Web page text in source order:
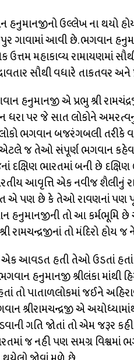
હનુમાનજીનો ઉલ્લેખ ના થયો
આવી છે. ભગવાન
મહાકાવ્ય રામાયણમાં
સૌથી વધારે તાકતવર અને
હનુમાનજી એ પ્રભુ શ્રી
પર જે સાત લોકોને
ભગવાન બજરંગબલી
જ તેઓ સંપૂર્ણ ભગવાન
ભારતમાં બની છે
આવૃત્તિ એક નવીજ શૈલીનું
એ પણ છે કે તેઓ રાવણનાં પણ
હનુમાનજીની તો આ કર્મભૂમિ
રામચન્દ્રજીનાં તો મંદિરો હોય જ
એક આવડત હતી તેઓ ઉડતાં
હનુમાનજી શ્રીલંકા
તો પાતાળલોકમાં જઈને
શ્રીરામચન્દ્રજી એ
ગતિ જોતાં તો એમ જરૂર
જ નહી પણ સમગ્ર વિશ્વમાં